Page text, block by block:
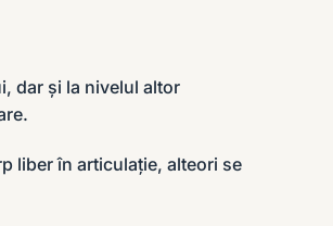
dar și la nivelul altor
liber în articulație, alteori se